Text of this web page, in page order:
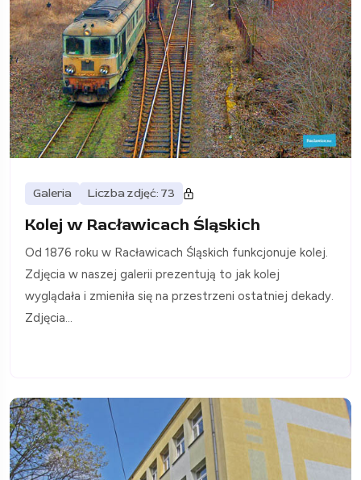
Galeria Liczba zdjęć: 73
Kolej w Racławicach Śląskich
Od 1876 roku w Racławicach Śląskich funkcjonuje kolej.
Zdjęcia w naszej galerii prezentują to jak kolej
wyglądała i zmieniła się na przestrzeni ostatniej dekady.
Zdjęcia...